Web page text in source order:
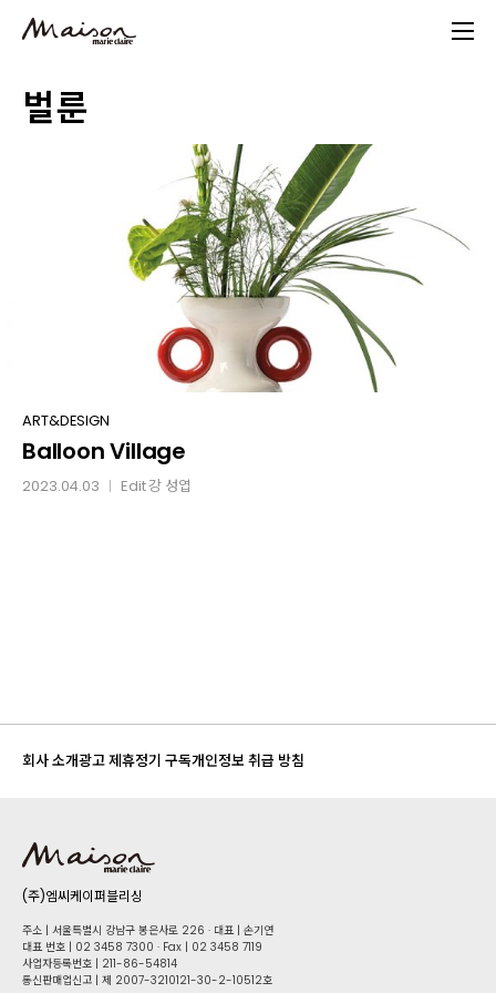
content
벌룬
Balloon
Village
ART&DESIGN
Balloon Village
2023.04.03 Edit강 성엽
회사 소개광고 제휴정기 구독개인정보 취급 방침
(주)엠씨케이퍼블리싱
주소 | 서울특별시 강남구 봉은사로 226 · 대표 | 손기연
대표 번호 | 02 34​58 7300 · Fax | 02 34​58 7119
사업자등록번호 | 211-86-5​4814
통신판매업신고 | 제 2007-3210121-30-2-10512호